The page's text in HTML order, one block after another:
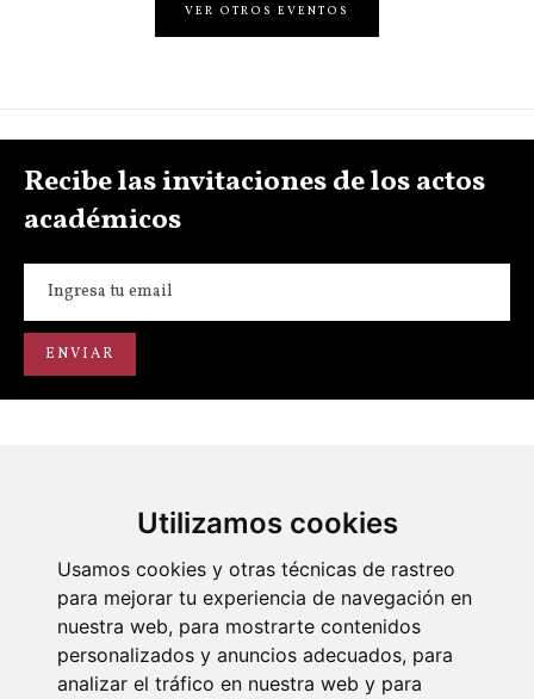
Utilizamos cookies
Usamos cookies y otras técnicas de rastreo
para mejorar tu experiencia de navegación en
nuestra web, para mostrarte contenidos
personalizados y anuncios adecuados, para
analizar el tráfico en nuestra web y para
VER OTROS EVENTOS
Recibe las invitaciones de los actos
académicos